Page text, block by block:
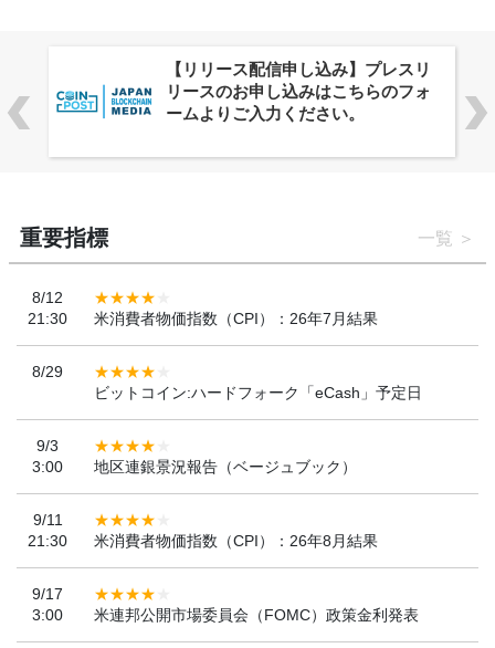
株式会社PlnX、アジア最大級のグロ
ーバルWeb3カンファレンス
「WebX2026」とのコラボレーショ
重要指標 一覧
8/12
21:30
米消費者物価指数（CPI）：26年7月結果
8/29
ビットコイン:ハードフォーク「eCash」予定日
9/3
3:00
地区連銀景況報告（ベージュブック）
9/11
21:30
米消費者物価指数（CPI）：26年8月結果
9/17
3:00
米連邦公開市場委員会（FOMC）政策金利発表